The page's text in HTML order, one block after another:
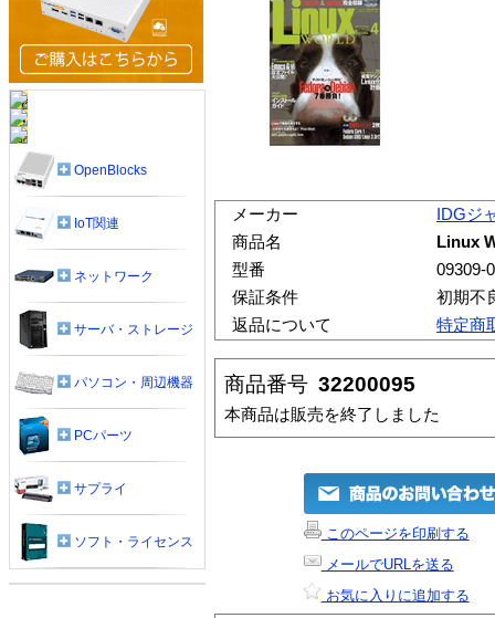
メーカー
IDGジ
商品名
Linux
型番
09309-
保証条件
初期不
返品について
特定商
商品番号 32200095
本商品は販売を終了しました
このページを印刷する
メールでURLを送る
お気に入りに追加する
OpenBlocks
IoT関連
ネットワーク
サーバ・ストレージ
パソコン・周辺機器
PCパーツ
サプライ
ソフト・ライセンス